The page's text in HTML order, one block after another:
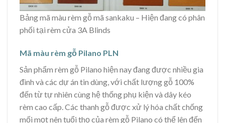
Bảng mã màu rèm gỗ mã sankaku – Hiện đang có phân
phối tại rèm cửa 3A Blinds
Mã màu rèm gỗ Pilano PLN
Sản phẩm rèm gỗ Pilano hiện nay đang được nhiều gia
đình và các dự án tin dùng, với chất lượng gỗ 100%
đến từ tự nhiên cùng hệ thống phụ kiện và dây kéo
rèm cao cấp. Các thanh gỗ được xử lý hóa chất chống
mối mọt nên tuổi thọ của rèm gỗ Pilano có thể lên đến